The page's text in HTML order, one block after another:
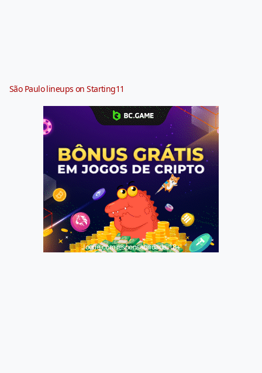
São Paulo lineups on Starting11
Jogue com responsabilidade. 18+